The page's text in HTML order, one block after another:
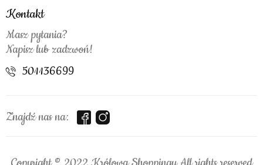
Kontakt
Masz pytania?
Napisz lub zadzwoń!
501136699
Znajdź nas na: